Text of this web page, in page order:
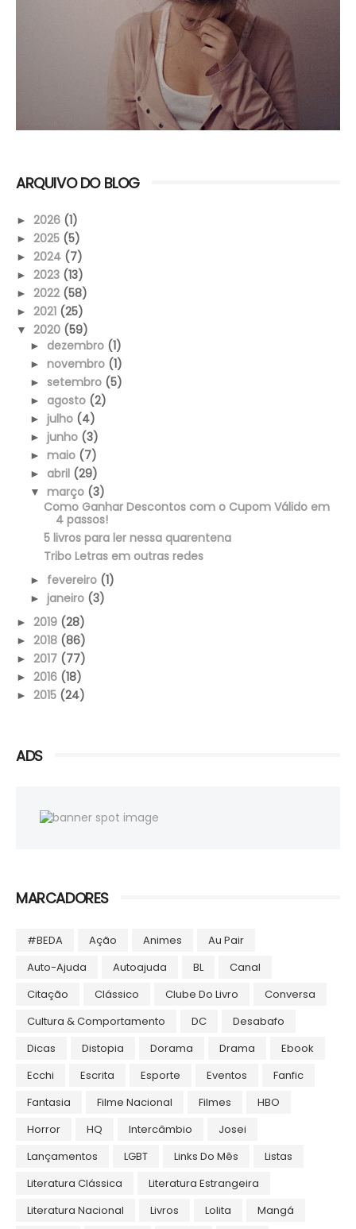
ARQUIVO DO BLOG
► 2026 (1)
► 2025 (5)
► 2024 (7)
► 2023 (13)
► 2022 (58)
► 2021 (25)
▼ 2020 (59)
► dezembro (1)
► novembro (1)
► setembro (5)
► agosto (2)
► julho (4)
► junho (3)
► maio (7)
► abril (29)
▼ março (3)
Como Ganhar Descontos com o Cupom Válido em
4 passos!
5 livros para ler nessa quarentena
Tribo Letras em outras redes
► fevereiro (1)
► janeiro (3)
► 2019 (28)
► 2018 (86)
► 2017 (77)
► 2016 (18)
► 2015 (24)
ADS
MARCADORES
#BEDA Ação Animes
Au Pair
Auto-Ajuda
Autoajuda BL
Canal
Citação
Clássico Clube Do Livro
Conversa
Cultura & Comportamento
DC
Desabafo
Dicas
Distopia Dorama Drama
Ebook
Ecchi
Escrita Esporte Eventos
Fanfic
Fantasia
Filme Nacional Filmes
HBO
Horror
HQ Intercâmbio
Josei
Lançamentos
LGBT Links Do Mês
Listas
Literatura Clássica
Literatura Estrangeira
Literatura Nacional
Livros Lolita
Mangá